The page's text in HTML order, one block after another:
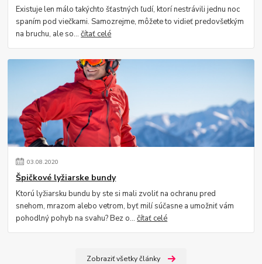
Existuje len málo takýchto šťastných ľudí, ktorí nestrávili jednu noc
spaním pod viečkami. Samozrejme, môžete to vidieť predovšetkým
na bruchu, ale so...čítať celé
03.08.2020
Špičkové lyžiarske bundy
Ktorú lyžiarsku bundu by ste si mali zvoliť na ochranu pred
snehom, mrazom alebo vetrom, byť milí súčasne a umožniť vám
pohodlný pohyb na svahu? Bez o...čítať celé
Zobraziť všetky články